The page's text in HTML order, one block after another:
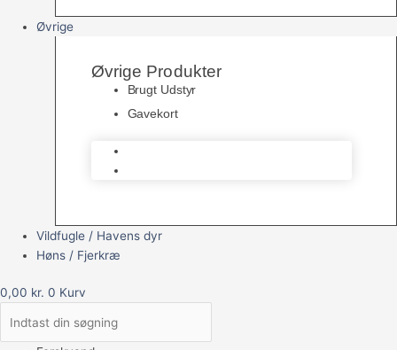
Øvrige
Øvrige Produkter
Brugt Udstyr
Gavekort
Vildfugle / Havens dyr
Høns / Fjerkræ
0,00 kr. 0 Kurv